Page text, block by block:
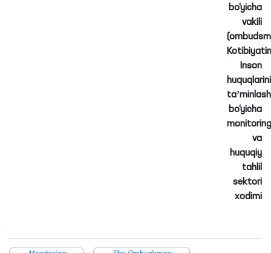
bo‘yicha
vakili
Inson
huquqlarini
taʼminlash
bo‘yicha
monitoring
va
huquqiy
tahlil
sektori
xodimi